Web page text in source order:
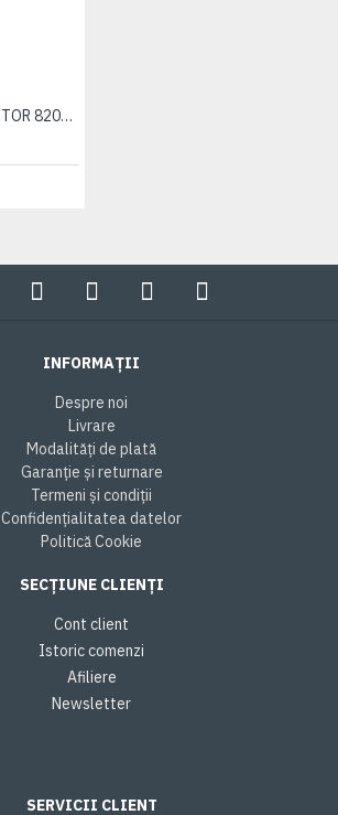
CAPAC DITRIBUITOR 820-952
INFORMAȚII
Despre noi
Livrare
Modalități de plată
Garanție și returnare
Termeni și condiții
Confidențialitatea datelor
Politică Cookie
SECȚIUNE CLIENȚI
Cont client
Istoric comenzi
Afiliere
Newsletter
SERVICII CLIENT